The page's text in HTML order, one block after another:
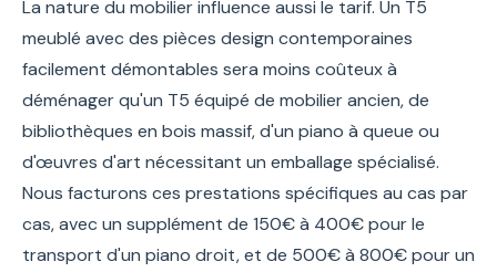
La nature du mobilier influence aussi le tarif. Un T5
meublé avec des pièces design contemporaines
facilement démontables sera moins coûteux à
déménager qu'un T5 équipé de mobilier ancien, de
bibliothèques en bois massif, d'un piano à queue ou
d'œuvres d'art nécessitant un emballage spécialisé.
Nous facturons ces prestations spécifiques au cas par
cas, avec un supplément de 150€ à 400€ pour le
transport d'un piano droit, et de 500€ à 800€ pour un